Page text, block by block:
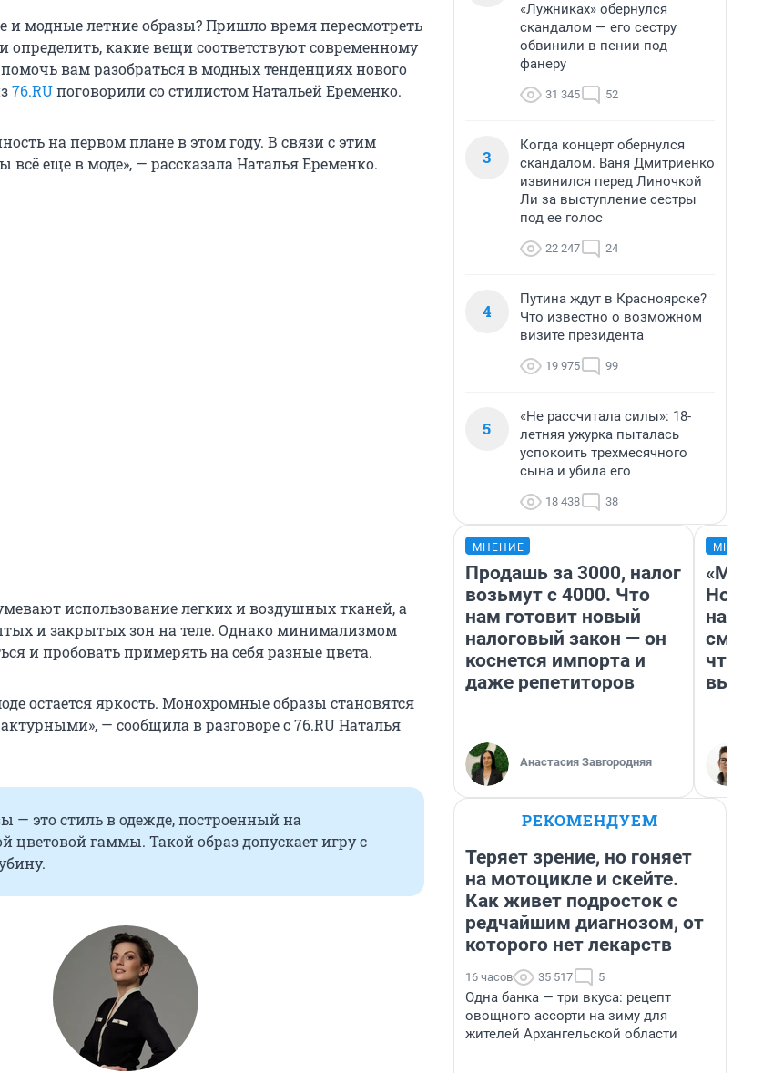
и модные летние образы? Пришло время пересмотреть
определить, какие вещи соответствуют современному
вам разобраться в модных тенденциях нового
76.RUпоговорили со стилистом Натальей Еременко.
на первом плане в этом году. В связи с этим
всё еще в моде», — рассказала Наталья Еременко.
использование легких и воздушных тканей, а
и закрытых зон на теле. Однако минимализмом
и пробовать примерять на себя разные цвета.
остается яркость. Монохромные образы становятся
— сообщила в разговоре с 76.RU Наталья
— это стиль в одежде, построенный на
цветовой гаммы. Такой образ допускает игру с
«Лужниках» обернулся
скандалом — его сестру
обвинили в пении под
фанеру
31 345 52
3
Когда концерт обернулся
скандалом. Ваня Дмитриенко
извинился перед Линочкой
Ли за выступление сестры
под ее голос
22 247 24
4
Путина ждут в Красноярске?
Что известно о возможном
визите президента
19 975 99
5
«Не рассчитала силы»: 18-
летняя ужурка пыталась
успокоить трехмесячного
сына и убила его
18 438 38
МНЕНИЕ
Продашь за 3000, налог
возьмут с 4000. Что
нам готовит новый
налоговый закон — он
коснется импорта и
даже репетиторов
Анастасия Завгородняя
«Мы
РЕКОМЕНДУЕМ
Теряет зрение, но гоняет
на мотоцикле и скейте.
Как живет подросток с
редчайшим диагнозом, от
которого нет лекарств
16 часов 35 517 5
Одна банка — три вкуса: рецепт
овощного ассорти на зиму для
жителей Архангельской области